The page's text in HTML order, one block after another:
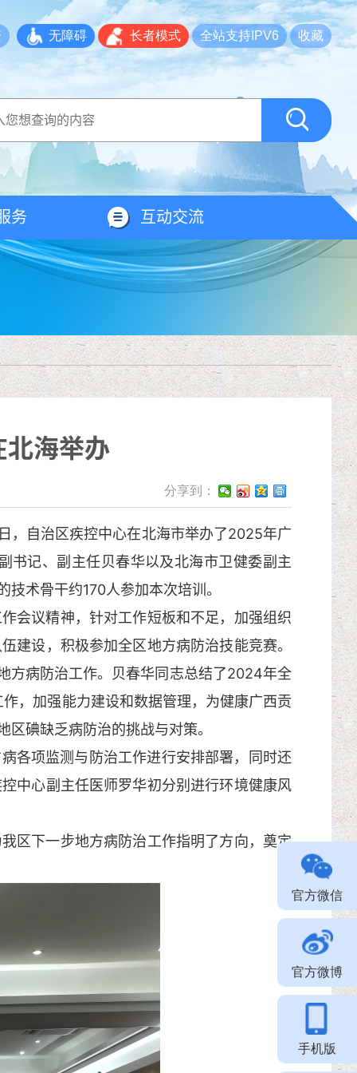
无障碍 长者模式 全站支持IPV6 收藏
务 互动交流
海举办
分享到：
自治区疾控中心在北海市举办了2025年广
书记、副主任贝春华以及北海市卫健委副主
术骨干约170人参加本次培训。
议精神，针对工作短板和不足，加强组织
建设，积极参加全区地方病防治技能竞赛。
方病防治工作。贝春华同志总结了2024年全
，加强能力建设和数据管理，为健康广西贡
碘缺乏病防治的挑战与对策。
项监测与防治工作进行安排部署，同时还
中心副主任医师罗华初分别进行环境健康风
下一步地方病防治工作指明了方向，奠定
官方微信
官方微博
手机版